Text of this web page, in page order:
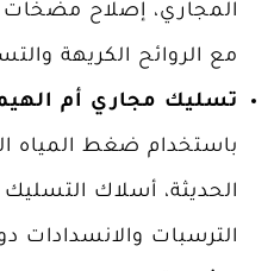
المجاري، إصلاح مضخات
مع الروائح الكريهة
تسليك مجاري أم
باستخدام ضغط المياه
الحديثة، أسلاك التسليك
الترسبات والانسدادات